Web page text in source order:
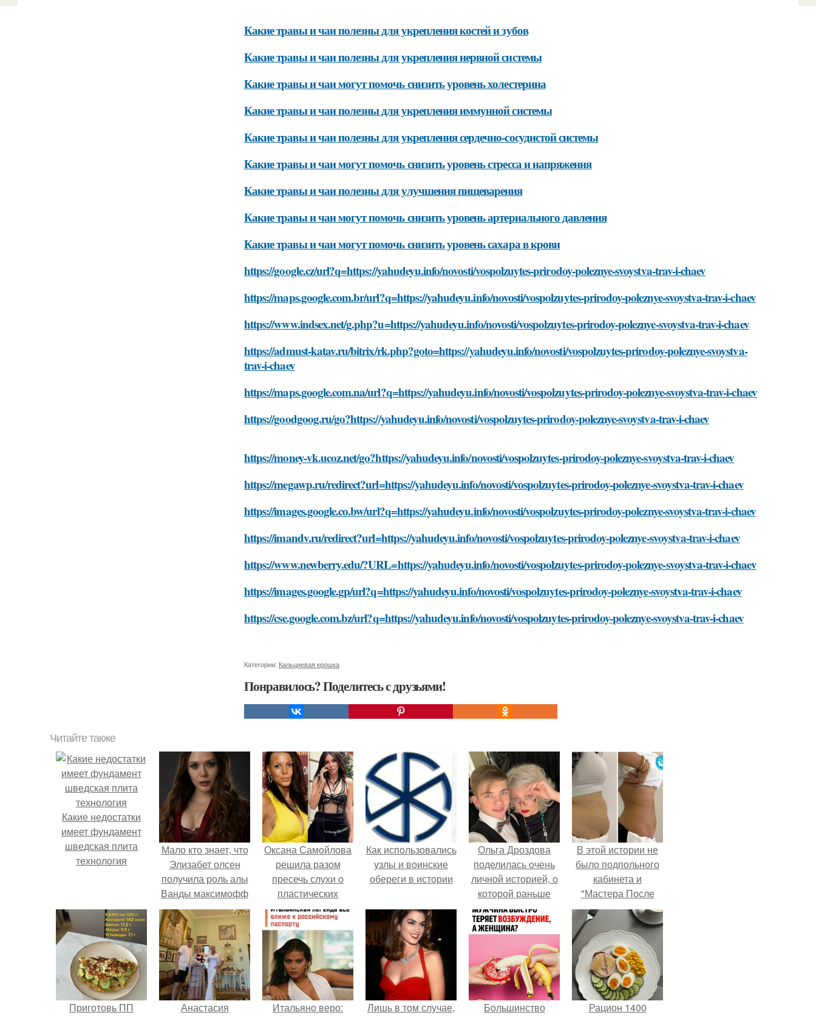
Какие травы и чаи полезны для укрепления костей и зубов
Какие травы и чаи полезны для укрепления нервной системы
Какие травы и чаи могут помочь снизить уровень холестерина
Какие травы и чаи полезны для укрепления иммунной системы
Какие травы и чаи полезны для укрепления сердечно-сосудистой системы
Какие травы и чаи могут помочь снизить уровень стресса и напряжения
Какие травы и чаи полезны для улучшения пищеварения
Какие травы и чаи могут помочь снизить уровень артериального давления
Какие травы и чаи могут помочь снизить уровень сахара в крови
https://google.cz/url?q=https://yahudeyu.info/novosti/vospolzuytes-prirodoy-poleznye-svoystva-trav-i-chaev
https://maps.google.com.br/url?q=https://yahudeyu.info/novosti/vospolzuytes-prirodoy-poleznye-svoystva-trav-i-chaev
https://www.indsex.net/g.php?u=https://yahudeyu.info/novosti/vospolzuytes-prirodoy-poleznye-svoystva-trav-i-chaev
https://admust-katav.ru/bitrix/rk.php?goto=https://yahudeyu.info/novosti/vospolzuytes-prirodoy-poleznye-svoystva-
trav-i-chaev
https://maps.google.com.na/url?q=https://yahudeyu.info/novosti/vospolzuytes-prirodoy-poleznye-svoystva-trav-i-chaev
https://goodgoog.ru/go?https://yahudeyu.info/novosti/vospolzuytes-prirodoy-poleznye-svoystva-trav-i-chaev
https://money-vk.ucoz.net/go?https://yahudeyu.info/novosti/vospolzuytes-prirodoy-poleznye-svoystva-trav-i-chaev
https://megawp.ru/redirect?url=https://yahudeyu.info/novosti/vospolzuytes-prirodoy-poleznye-svoystva-trav-i-chaev
https://images.google.co.bw/url?q=https://yahudeyu.info/novosti/vospolzuytes-prirodoy-poleznye-svoystva-trav-i-chaev
https://imandv.ru/redirect?url=https://yahudeyu.info/novosti/vospolzuytes-prirodoy-poleznye-svoystva-trav-i-chaev
https://www.newberry.edu/?URL=https://yahudeyu.info/novosti/vospolzuytes-prirodoy-poleznye-svoystva-trav-i-chaev
https://images.google.gp/url?q=https://yahudeyu.info/novosti/vospolzuytes-prirodoy-poleznye-svoystva-trav-i-chaev
https://cse.google.com.bz/url?q=https://yahudeyu.info/novosti/vospolzuytes-prirodoy-poleznye-svoystva-trav-i-chaev
Категории: Кальциевая крошка
Понравилось? Поделитесь с друзьями!
Читайте также
Какие недостатки
имеет фундамент
шведская плита
технология
Мало кто знает, что
Элизабет олсен
получила роль алы
Ванды максимофф
не сразу.
Оксана Самойлова
решила разом
пресечь слухи о
пластических
операциях и
публично
прояснила
ситуацию.
Как использовались
узлы и воинские
обереги в истории
Ольга Дроздова
поделилась очень
личной историей, о
которой раньше
почти не говорила.
В этой истории не
было подпольного
кабинета и
"Мастера После
Двухнедельных
Курсов".
Приготовь ПП
Анастасия
Итальяно веро:
Лишь в том случае,
Большинство
Рацион 1400